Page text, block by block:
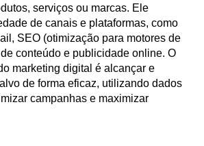
serviços ou marcas. Ele
de canais e plataformas, como
SEO (otimização para motores de
conteúdo e publicidade online. O
marketing digital é alcançar e
de forma eficaz, utilizando dados
campanhas e maximizar